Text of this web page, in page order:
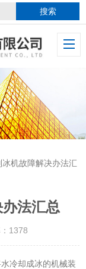
冰机故障解决办法汇
法汇总
1378
冷却成冰的机械装